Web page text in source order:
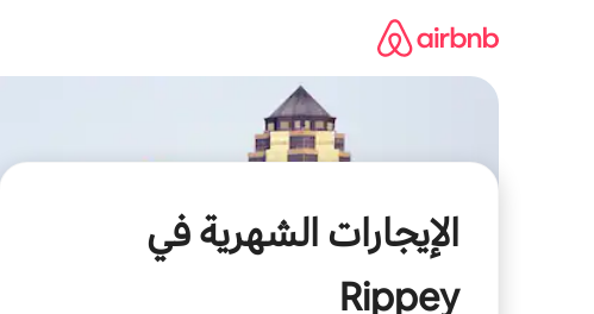
الإيجارات الشهرية في
Rippey